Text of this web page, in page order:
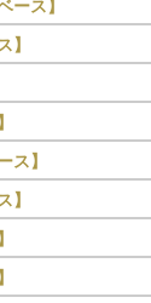
ース】
】
ス】
】